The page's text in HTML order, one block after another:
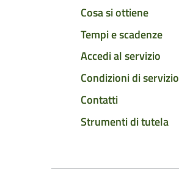
Cosa si ottiene
Tempi e scadenze
Accedi al servizio
Condizioni di servizio
Contatti
Strumenti di tutela